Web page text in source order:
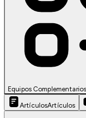
Equipos Complementarios
ArtículosArtículos